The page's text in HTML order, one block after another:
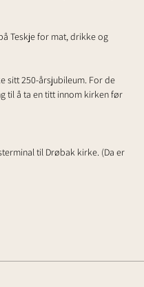
Teskje for mat, drikke og
sitt 250-årsjubileum. For de
til å ta en titt innom kirken før
til Drøbak kirke. (Da er